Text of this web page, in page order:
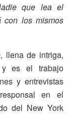
que lea el
con los mismos
, llena de intriga,
y es el trabajo
y entrevistas
en el
del New York